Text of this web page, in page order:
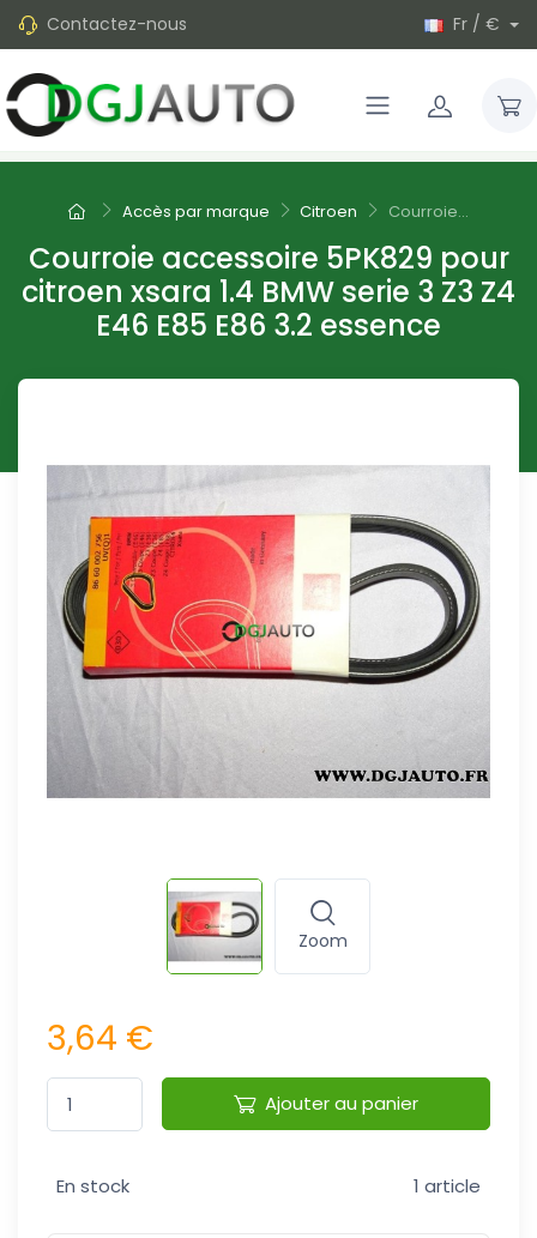
Contactez-nous Fr / €
Accès par marque Citroen Courroie...
Courroie accessoire 5PK829 pour
citroen xsara 1.4 BMW serie 3 Z3 Z4
E46 E85 E86 3.2 essence
Zoom
3,64 €
Ajouter au panier
En stock 1 article